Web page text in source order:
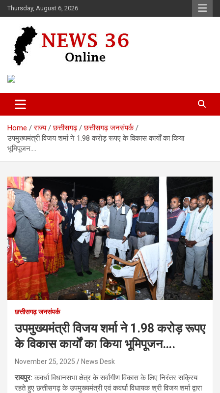
Skip
to
Thursday, August 6, 2026
News 36
Home राज्य छत्तीसगढ़
छत्तीसगढ़ जनसंपर्क
उपमुख्यमंत्री विजय शर्मा ने 1.98 करोड़ रूपए के विकास कार्यों का किया
भूमिपूजन….
छत्तीसगढ़ जनसंपर्क
उपमुख्यमंत्री विजय शर्मा ने 1.98 करोड़ रूपए
के विकास कार्यों का किया भूमिपूजन….
November 25, 2025 News Desk
रायपुर:कवर्धा विधानसभा क्षेत्र के सर्वांगीण विकास के लिए निरंतर सक्रिय
रहते हुए छत्तीसगढ़ के उपमुख्यमंत्री एवं कवर्धा विधायक श्री विजय शर्मा द्वारा